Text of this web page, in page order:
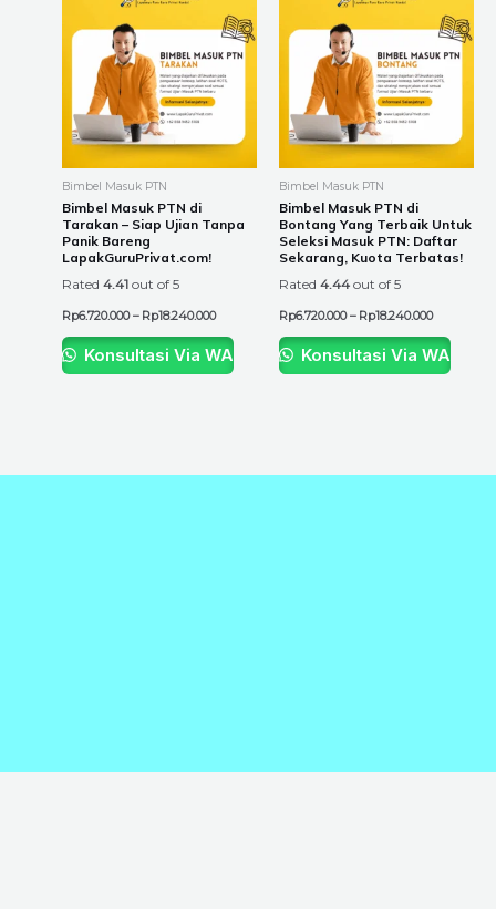
Bimbel Masuk PTN
Bimbel Masuk PTN di
Tarakan – Siap Ujian Tanpa
Panik Bareng
LapakGuruPrivat.com!
Rated 4.41 out of 5
Rp6.720.000 – Rp18.240.000
through
Rp18.240.000
has
multiple
variants.
The
on
Konsultasi Via WA
Bimbel Masuk PTN
Bimbel Masuk PTN di
Bontang Yang Terbaik Untuk
Seleksi Masuk PTN: Daftar
Sekarang, Kuota Terbatas!
Rated 4.44 out of 5
Rp6.720.000 – Rp18.240.000
through
has
multiple
variants.
The
on
the
Konsultasi Via WA